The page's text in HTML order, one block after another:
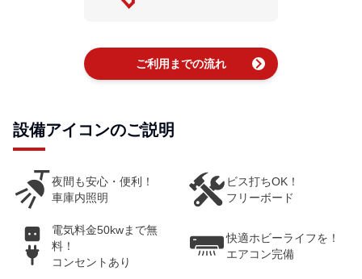
ご利用までの流れ chevron_right
設備アイコンのご説明
夜間も安心・便利！
車庫内照明
ビス打ちOK！
フリーボード
電気料金50kwまで無
料！
コンセントあり
快適ホビーライフを！
エアコン完備